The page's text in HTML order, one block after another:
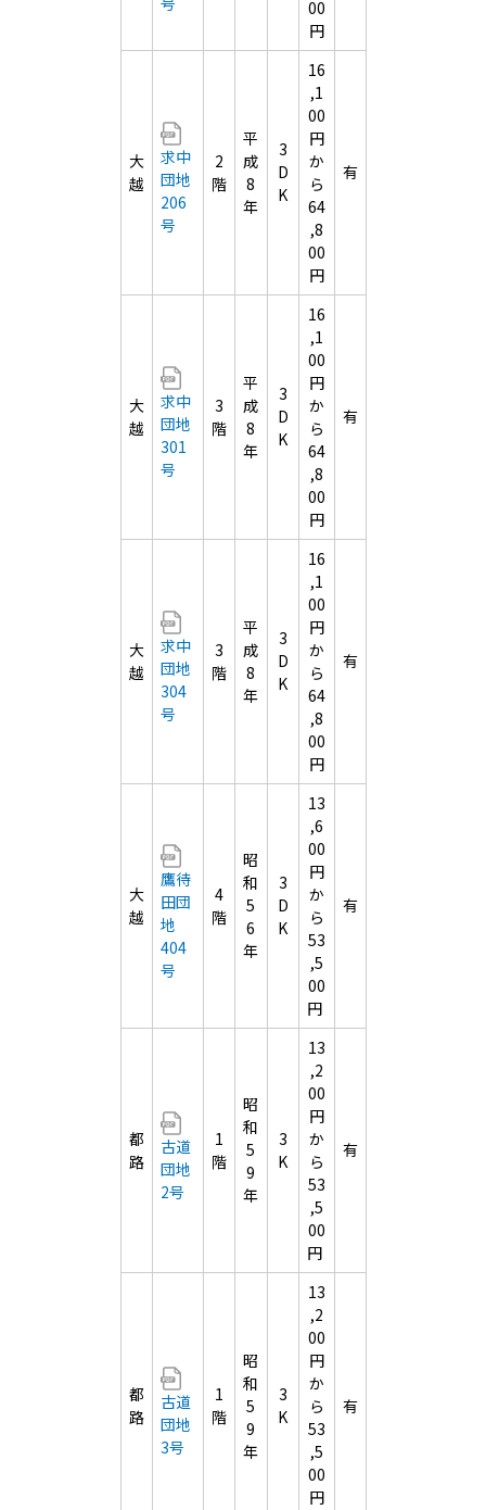
00
円
大
越
求中
団地
206
号
2
階
平
成
8
年
3
D
K
16
,1
00
円
か
ら
64
,8
00
円
有
大
越
求中
団地
301
号
3
階
平
成
8
年
3
D
K
16
,1
00
円
か
ら
64
,8
00
円
有
大
越
求中
団地
304
号
3
階
平
成
8
年
3
D
K
16
,1
00
円
か
ら
64
,8
00
円
有
大
越
鷹待
田団
地
404
号
4
階
昭
和
5
6
年
3
D
K
13
,6
00
円
か
ら
53
,5
00
円
有
都
路
古道
団地
2号
1
階
昭
和
5
9
年
3
K
13
,2
00
円
か
ら
53
,5
00
円
有
都
路
古道
団地
3号
1
階
昭
和
5
9
年
3
K
13
,2
00
円
か
ら
53
,5
00
円
有